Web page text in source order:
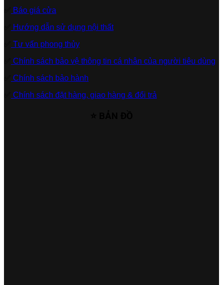
Báo giá cửa
Hướng dẫn sử dụng nội thất
Tư vấn phong thủy
Chính sách bảo vệ thông tin cá nhân của người tiêu dùng
Chính sách bảo hành
Chính sách đặt hàng, giao hàng & đổi trả